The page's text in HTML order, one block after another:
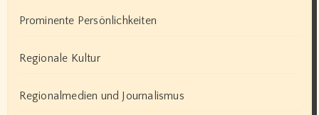
Prominente Persönlichkeiten
Regionale Kultur
Regionalmedien und Journalismus